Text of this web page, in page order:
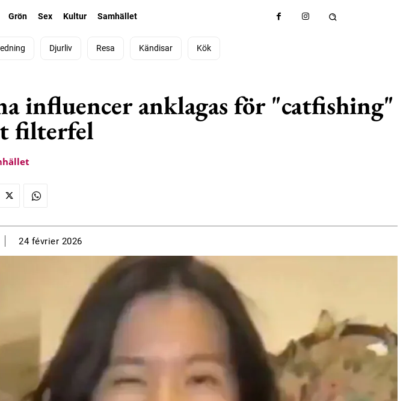
Grön Sex Kultur Samhället
Djurliv Resa Kändisar Kök
influencer anklagas för "catfishing"
filterfel
24 février 2026